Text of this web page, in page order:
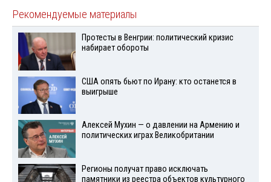
Рекомендуемые материалы
Протесты в Венгрии: политический кризис
набирает обороты
США опять бьют по Ирану: кто останется в
выигрыше
Алексей Мухин — о давлении на Армению и
политических играх Великобритании
Регионы получат право исключать
памятники из реестра объектов культурного